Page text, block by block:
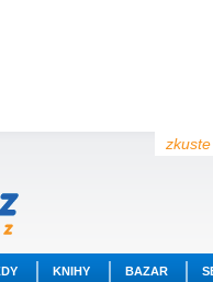
KNIHY BAZAR